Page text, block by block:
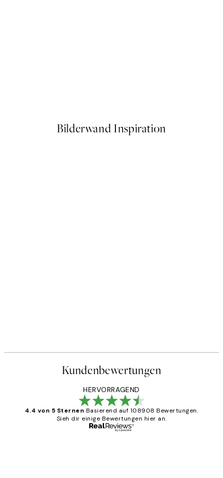
Bilderwand Inspiration
Kundenbewertungen
HERVORRAGEND
4.4 von 5 Sternen Basierend auf 108908 Bewertungen.
Sieh dir einige Bewertungen hier an.